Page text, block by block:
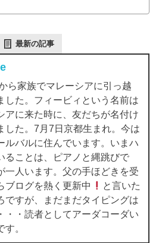
最新の記事
ら家族でマレーシアに引っ越
した。フィービィという名前は
アに来た時に、友だちが名付け
した。7月7日京都生まれ。今は
ルバルに住んでいます。いまハ
ることは、ピアノと縄跳びで
一人います。父の手ほどきを受
ブログを熱く更新中
と言いた
ですが、まだまだタイピングは
・・読者としてアーダコーダい
す。